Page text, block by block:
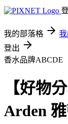
我的部落格
登出
香水品牌ABCDE
【好物
Arden